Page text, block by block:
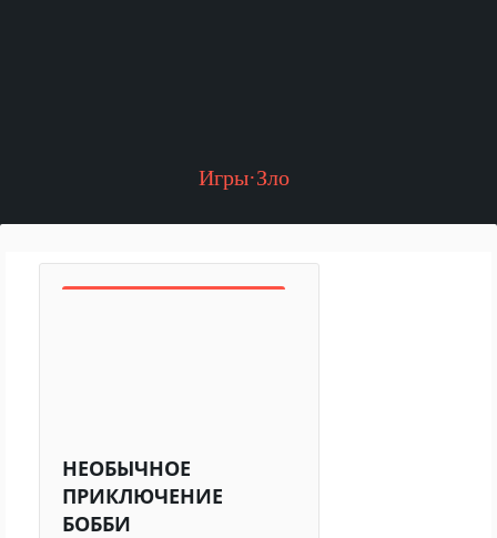
Игры·Зло
НЕОБЫЧНОЕ
ПРИКЛЮЧЕНИЕ
БОББИ